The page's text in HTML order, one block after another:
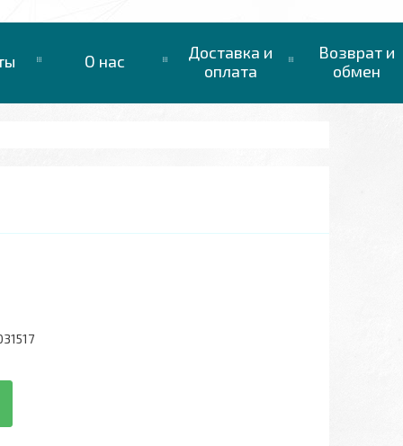
О нас
Доставка и
оплата
Возврат и
обмен